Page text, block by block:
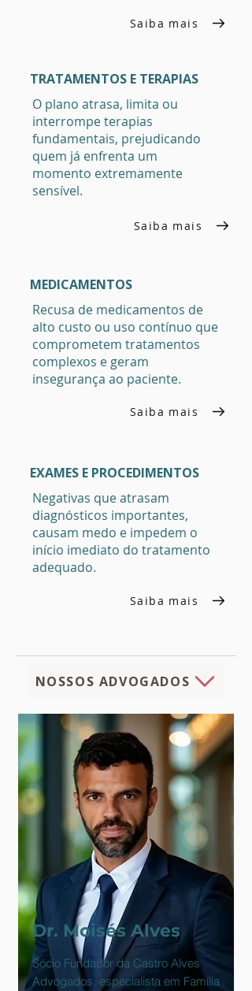
Saiba mais
TRATAMENTOS E TERAPIAS
O plano atrasa, limita ou
interrompe terapias
fundamentais, prejudicando
quem já enfrenta um
momento extremamente
sensível.
Saiba mais
MEDICAMENTOS
Recusa de medicamentos de
alto custo ou uso contínuo que
comprometem tratamentos
complexos e geram
insegurança ao paciente.
Saiba mais
EXAMES E PROCEDIMENTOS
Negativas que atrasam
diagnósticos importantes,
causam medo e impedem o
início imediato do tratamento
adequado.
Saiba mais
NOSSOS ADVOGADOS
Dr. Moisés Alves
Sócio Fundador da Castro Alves
Advogados, especialista em Família